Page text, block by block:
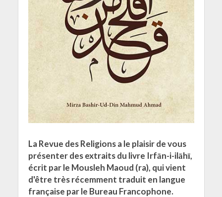
La Revue des Religions a le plaisir de vous
présenter des extraits du livre Irfān-i-ilāhī,
écrit par le Mousleh Maoud (ra), qui vient
d'être très récemment traduit en langue
française par le Bureau Francophone.